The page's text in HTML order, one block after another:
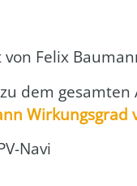
Felix
dem gesam­ten
Wir­kungs­grad
Navi